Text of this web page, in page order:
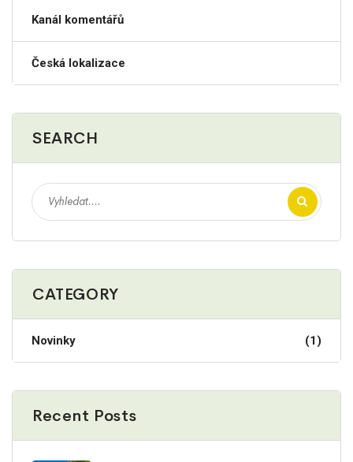
Kanál komentářů
Česká lokalizace
SEARCH
CATEGORY
Novinky (1)
Recent Posts